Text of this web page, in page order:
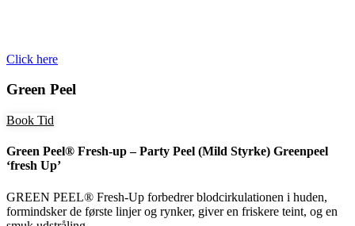
Click here
Green Peel
Book Tid
Green Peel® Fresh-up – Party Peel (Mild Styrke) Greenpeel
‘fresh Up’
GREEN PEEL® Fresh-Up forbedrer blodcirkulationen i huden,
formindsker de første linjer og rynker, giver en friskere teint, og en